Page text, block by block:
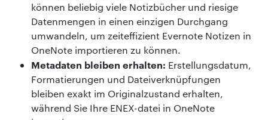
können beliebig viele Notizbücher und riesige
Datenmengen in einen einzigen Durchgang
umwandeln, um zeiteffizient Evernote Notizen in
OneNote importieren zu können.
Metadaten bleiben erhalten: Erstellungsdatum,
Formatierungen und Dateiverknüpfungen
bleiben exakt im Originalzustand erhalten,
während Sie Ihre ENEX-datei in OneNote